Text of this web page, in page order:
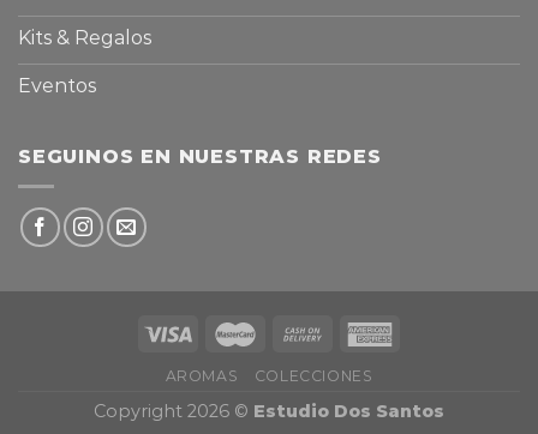
Kits & Regalos
Eventos
SEGUINOS EN NUESTRAS REDES
AROMAS COLECCIONES
Copyright 2026 © Estudio Dos Santos